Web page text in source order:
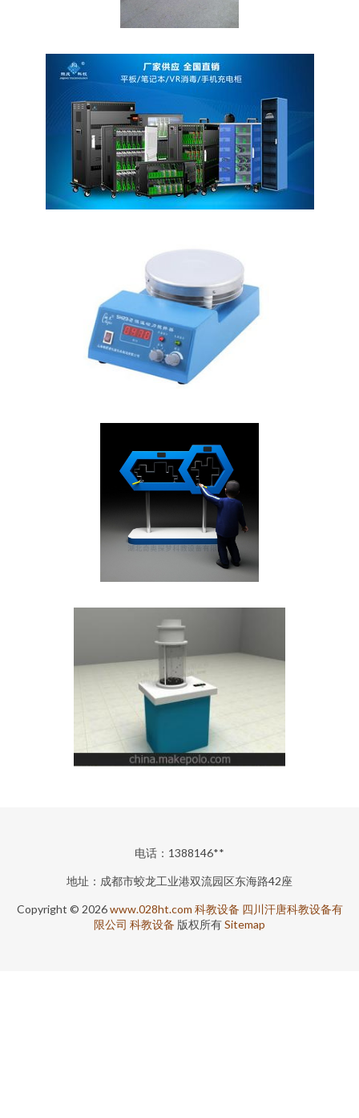
电话：1388146**
地址：成都市蛟龙工业港双流园区东海路42座
Copyright © 2026www.028ht.com 科教设备 四川汗唐科教设备有
限公司 科教设备 版权所有Sitemap